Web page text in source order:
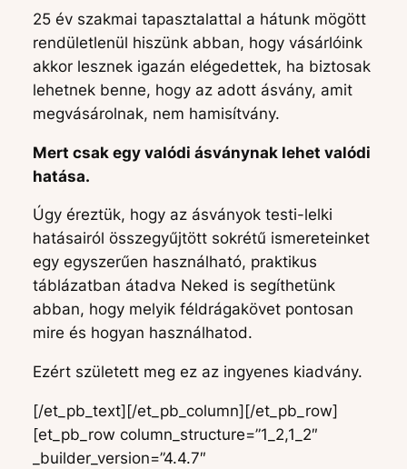
25 év szakmai tapasztalattal a hátunk mögött
rendületlenül hiszünk abban, hogy vásárlóink
akkor lesznek igazán elégedettek, ha biztosak
lehetnek benne, hogy az adott ásvány, amit
megvásárolnak, nem hamisítvány.
Mert csak egy valódi ásványnak lehet valódi
hatása.
Úgy éreztük, hogy az ásványok testi-lelki
hatásairól összegyűjtött sokrétű ismereteinket
egy egyszerűen használható, praktikus
táblázatban átadva Neked is segíthetünk
abban, hogy melyik féldrágakövet pontosan
mire és hogyan használhatod.
Ezért született meg ez az ingyenes kiadvány.
[/et_pb_text][/et_pb_column][/et_pb_row]
[et_pb_row column_structure=”1_2,1_2″
_builder_version=”4.4.7″